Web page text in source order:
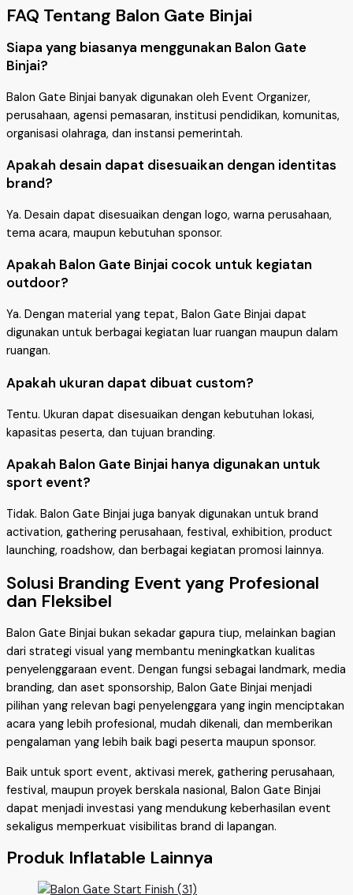
FAQ Tentang Balon Gate Binjai
Siapa yang biasanya menggunakan Balon Gate
Binjai?
Balon Gate Binjai banyak digunakan oleh Event Organizer,
perusahaan, agensi pemasaran, institusi pendidikan, komunitas,
organisasi olahraga, dan instansi pemerintah.
Apakah desain dapat disesuaikan dengan identitas
brand?
Ya. Desain dapat disesuaikan dengan logo, warna perusahaan,
tema acara, maupun kebutuhan sponsor.
Apakah Balon Gate Binjai cocok untuk kegiatan
outdoor?
Ya. Dengan material yang tepat, Balon Gate Binjai dapat
digunakan untuk berbagai kegiatan luar ruangan maupun dalam
ruangan.
Apakah ukuran dapat dibuat custom?
Tentu. Ukuran dapat disesuaikan dengan kebutuhan lokasi,
kapasitas peserta, dan tujuan branding.
Apakah Balon Gate Binjai hanya digunakan untuk
sport event?
Tidak. Balon Gate Binjai juga banyak digunakan untuk brand
activation, gathering perusahaan, festival, exhibition, product
launching, roadshow, dan berbagai kegiatan promosi lainnya.
Solusi Branding Event yang Profesional
dan Fleksibel
Balon Gate Binjai bukan sekadar gapura tiup, melainkan bagian
dari strategi visual yang membantu meningkatkan kualitas
penyelenggaraan event. Dengan fungsi sebagai landmark, media
branding, dan aset sponsorship, Balon Gate Binjai menjadi
pilihan yang relevan bagi penyelenggara yang ingin menciptakan
acara yang lebih profesional, mudah dikenali, dan memberikan
pengalaman yang lebih baik bagi peserta maupun sponsor.
Baik untuk sport event, aktivasi merek, gathering perusahaan,
festival, maupun proyek berskala nasional, Balon Gate Binjai
dapat menjadi investasi yang mendukung keberhasilan event
sekaligus memperkuat visibilitas brand di lapangan.
Produk Inflatable Lainnya